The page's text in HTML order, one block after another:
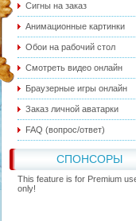
Сигны на заказ
Анимационные картинки
Обои на рабочий стол
Смотреть видео онлайн
Браузерные игры онлайн
Заказ личной аватарки
FAQ (вопрос/ответ)
СПОНСОРЫ
This feature is for Premium
only!